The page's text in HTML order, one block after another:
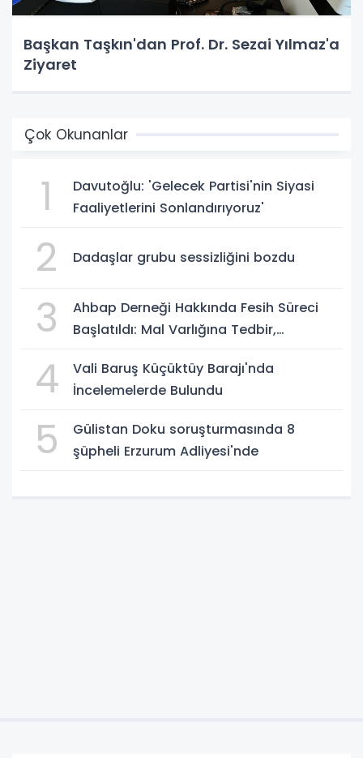
Başkan Taşkın'dan Prof. Dr. Sezai Yılmaz'a
Ziyaret
Çok Okunanlar
1
Davutoğlu: 'Gelecek Partisi'nin Siyasi
Faaliyetlerini Sonlandırıyoruz'
2 Dadaşlar grubu sessizliğini bozdu
3
Ahbap Derneği Hakkında Fesih Süreci
Başlatıldı: Mal Varlığına Tedbir,
4
Vali Baruş Küçüktüy Barajı'nda
İncelemelerde Bulundu
5
Gülistan Doku soruşturmasında 8
şüpheli Erzurum Adliyesi'nde